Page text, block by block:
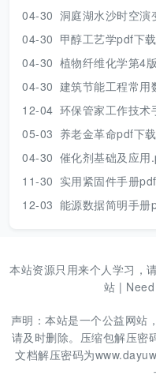
04-30 洞庭湖水沙时空演变及其
04-30 甲醇工艺学pdf下
04-30 植物纤维化学第4
04-30 建筑节能工程常用数
12-04 环保管家工作技
05-03 养老金革命pdf下
04-30 催化剂基础及应用.pdf
11-30 实用紧固件手册
12-03 能源数据简明手
本站资源只用来个人学习，
站 |
声明：本站是一个公益网站
请及时删除。压缩包解压
文档解压密码为